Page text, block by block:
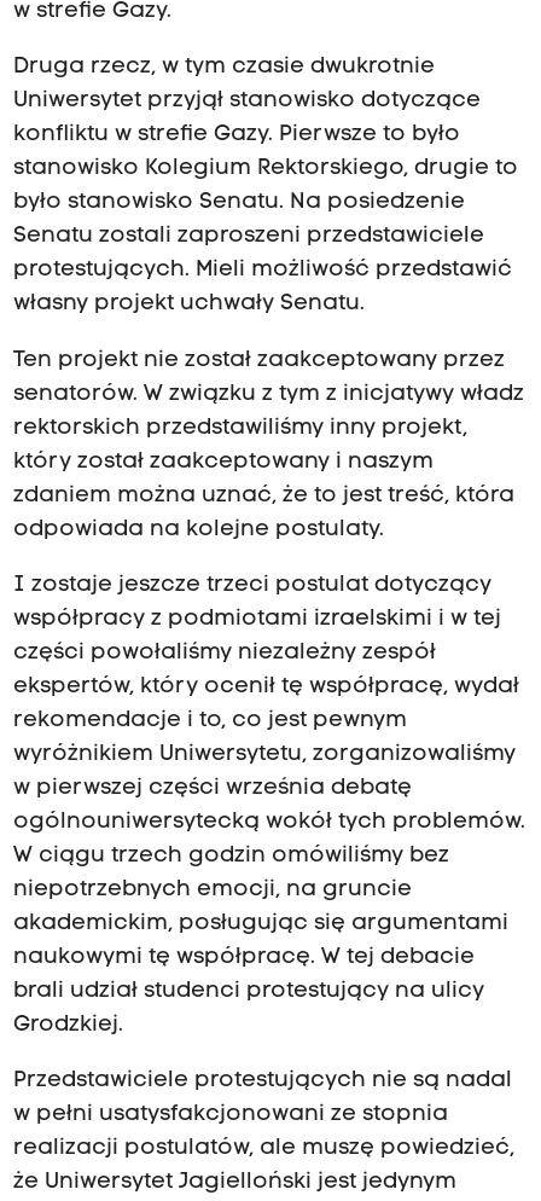
w strefie Gazy.
Druga rzecz, w tym czasie dwukrotnie
Uniwersytet przyjął stanowisko dotyczące
konfliktu w strefie Gazy. Pierwsze to było
stanowisko Kolegium Rektorskiego, drugie to
było stanowisko Senatu. Na posiedzenie
Senatu zostali zaproszeni przedstawiciele
protestujących. Mieli możliwość przedstawić
własny projekt uchwały Senatu.
Ten projekt nie został zaakceptowany przez
senatorów. W związku z tym z inicjatywy władz
rektorskich przedstawiliśmy inny projekt,
który został zaakceptowany i naszym
zdaniem można uznać, że to jest treść, która
odpowiada na kolejne postulaty.
I zostaje jeszcze trzeci postulat dotyczący
współpracy z podmiotami izraelskimi i w tej
części powołaliśmy niezależny zespół
ekspertów, który ocenił tę współpracę, wydał
rekomendacje i to, co jest pewnym
wyróżnikiem Uniwersytetu, zorganizowaliśmy
w pierwszej części września debatę
ogólnouniwersytecką wokół tych problemów.
W ciągu trzech godzin omówiliśmy bez
niepotrzebnych emocji, na gruncie
akademickim, posługując się argumentami
naukowymi tę współpracę. W tej debacie
brali udział studenci protestujący na ulicy
Grodzkiej.
Przedstawiciele protestujących nie są nadal
w pełni usatysfakcjonowani ze stopnia
realizacji postulatów, ale muszę powiedzieć,
że Uniwersytet Jagielloński jest jedynym